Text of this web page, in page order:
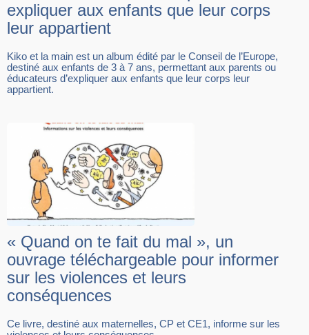
expliquer aux enfants que leur corps
leur appartient
Kiko et la main est un album édité par le Conseil de l’Europe,
destiné aux enfants de 3 à 7 ans, permettant aux parents ou
éducateurs d’expliquer aux enfants que leur corps leur
appartient.
« Quand on te fait du mal », un
ouvrage téléchargeable pour informer
sur les violences et leurs
conséquences
Ce livre, destiné aux maternelles, CP et CE1, informe sur les